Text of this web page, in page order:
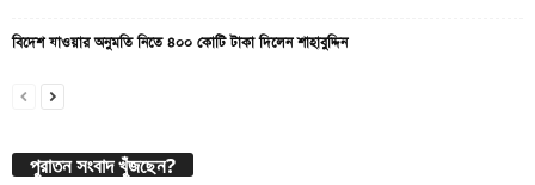
বিদেশ যাওয়ার অনুমতি নিতে ৪০০ কোটি টাকা দিলেন শাহাবুদ্দিন
পুরাতন সংবাদ খুঁজছেন?